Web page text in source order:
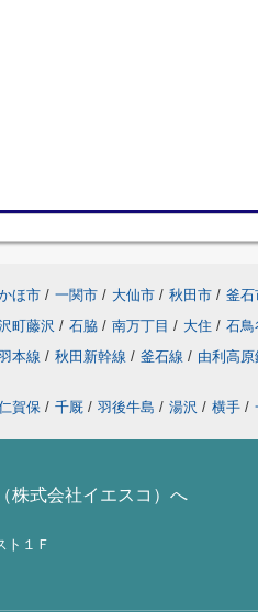
ほ市 / 一関市 / 大仙市 / 秋田市 / 釜石
町藤沢 / 石脇 / 南万丁目 / 大住 / 石鳥
本線 / 秋田新幹線 / 釜石線 / 由利高
賀保 / 千厩 / 羽後牛島 / 湯沢 / 横手 /
株式会社イエスコ）へ
ト１Ｆ